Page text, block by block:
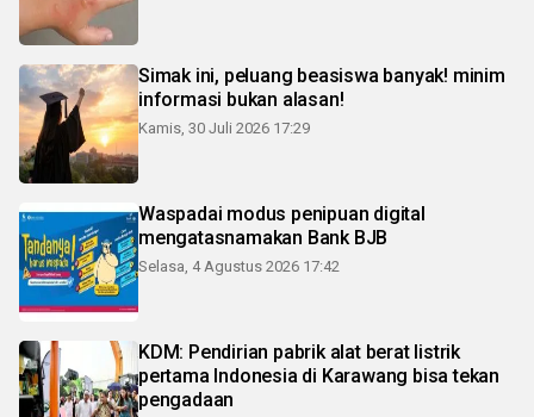
Simak ini, peluang beasiswa banyak! minim
informasi bukan alasan!
Kamis, 30 Juli 2026 17:29
Waspadai modus penipuan digital
mengatasnamakan Bank BJB
Selasa, 4 Agustus 2026 17:42
KDM: Pendirian pabrik alat berat listrik
pertama Indonesia di Karawang bisa tekan
pengadaan